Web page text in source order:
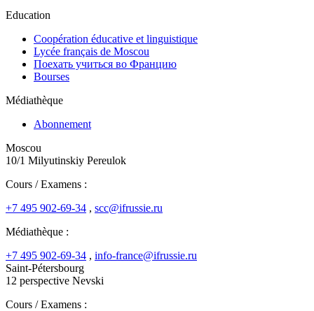
Education
Coopération éducative et linguistique
Lycée français de Moscou
Поехать учиться во Францию
Bourses
Médiathèque
Abonnement
Moscou
10/1 Milyutinskiy Pereulok
Cours / Examens :
+7 495 902-69-34 , scc@ifrussie.ru
Médiathèque :
+7 495 902-69-34 , info-france@ifrussie.ru
Saint-Pétersbourg
12 perspective Nevski
Cours / Examens :